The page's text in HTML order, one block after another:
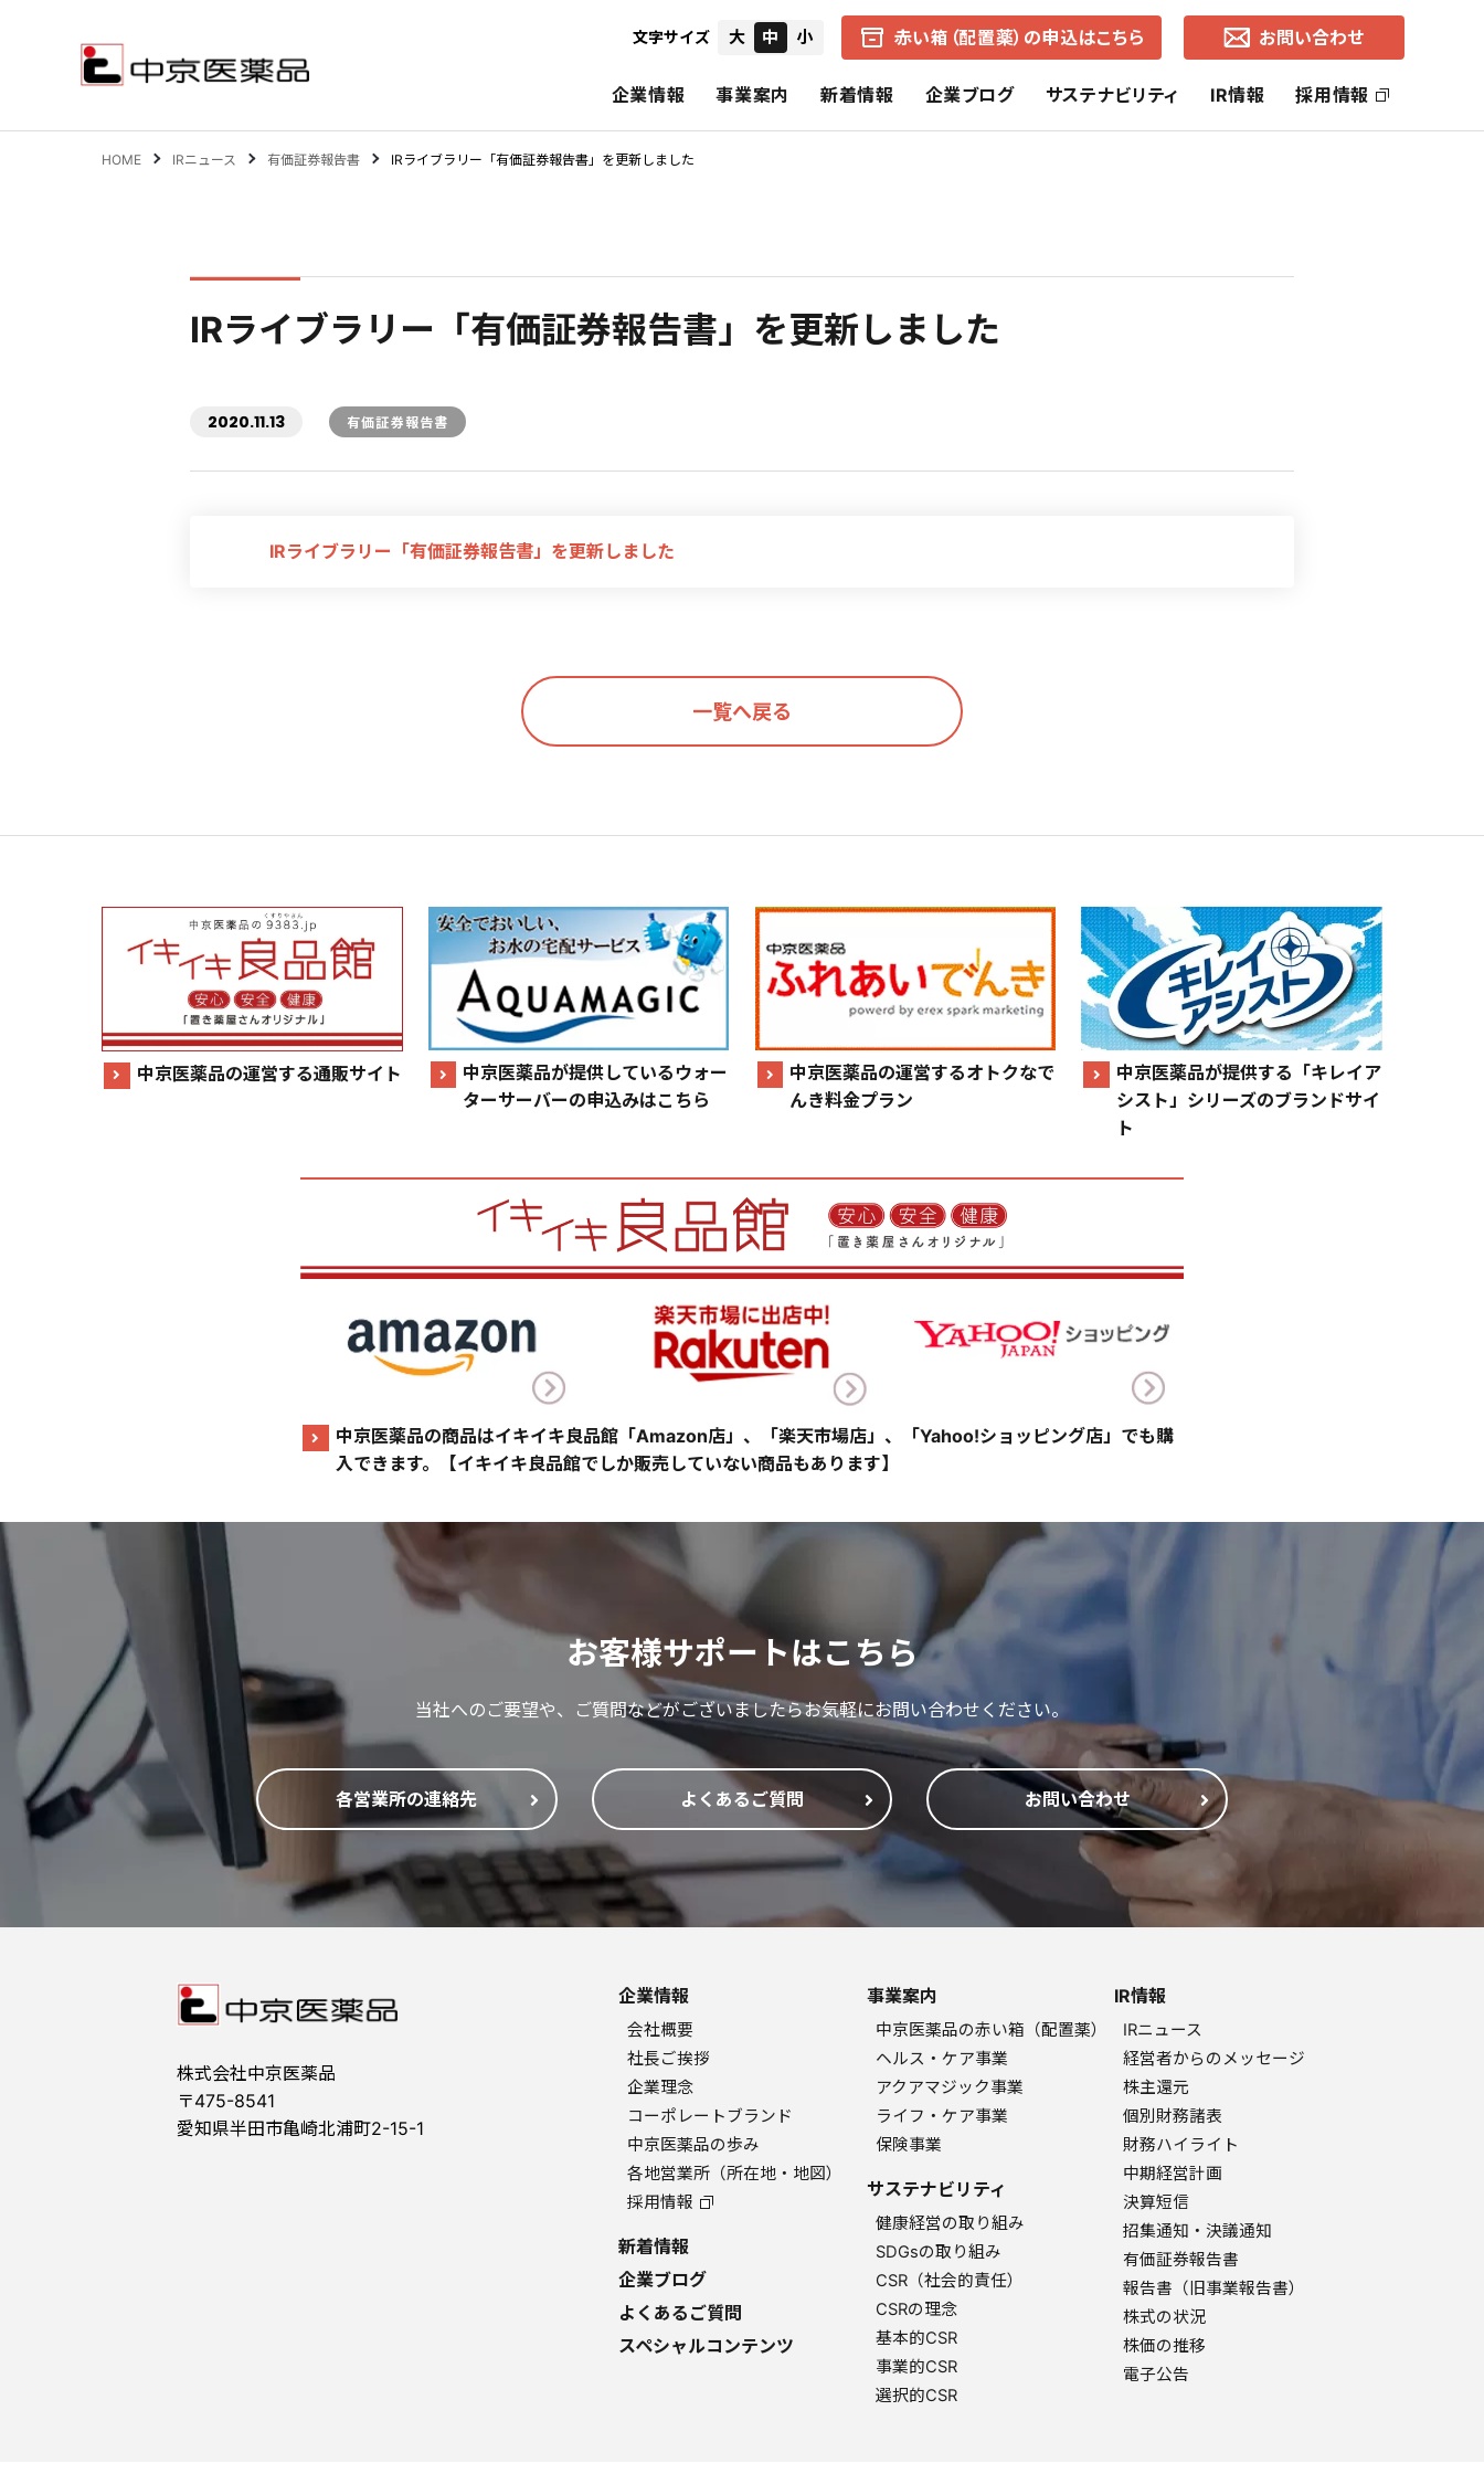
文字サイズ 大 中 小 赤い箱（配置薬）の申込はこちら お問い合わせ
企業情報
企業情報 中京医薬品の歩み
事業案内
保険事業
新着情報 企業ブログ サステナビリティ
CSRの理念 基本的CSR
IR情報
IR情報 決算短信 招集通知・決議通知
採用情報
HOME IRニュース 有価証券報告書 IRライブラリー「有価証券報告書」を更新しました
IRライブラリー「有価証券報告書」を更新しました
2020.11.13 有価証券報告書
IRライブラリー「有価証券報告書」を更新しました
一覧へ戻る
中京医薬品の運営する通販サイト
中京医薬品が提供しているウォー
ターサーバーの申込みはこちら
中京医薬品の運営するオトクなで
んき料金プラン
中京医薬品が提供する「キレイア
シスト」シリーズのブランドサイ
ト
中京医薬品の商品はイキイキ良品館「Amazon店」、「楽天市場店」、「Yahoo!ショッピング店」でも購
入できます。【イキイキ良品館でしか販売していない商品もあります】
お客様サポートはこちら
当社へのご要望や、ご質問などがございましたらお気軽にお問い合わせください。
各営業所の連絡先 よくあるご質問 お問い合わせ
株式会社中京医薬品
〒475-8541
愛知県半田市亀崎北浦町2-15-1
企業情報
会社概要
社長ご挨拶
企業理念
コーポレートブランド
中京医薬品の歩み
各地営業所（所在地・地図）
採用情報
新着情報
企業ブログ
よくあるご質問
スペシャルコンテンツ
事業案内
中京医薬品の赤い箱（配置薬）
ヘルス・ケア事業
アクアマジック事業
ライフ・ケア事業
保険事業
サステナビリティ
健康経営の取り組み
SDGsの取り組み
CSR（社会的責任）
CSRの理念
基本的CSR
事業的CSR
選択的CSR
IR情報
IRニュース
経営者からのメッセージ
株主還元
個別財務諸表
財務ハイライト
中期経営計画
決算短信
招集通知・決議通知
有価証券報告書
報告書（旧事業報告書）
株式の状況
株価の推移
電子公告